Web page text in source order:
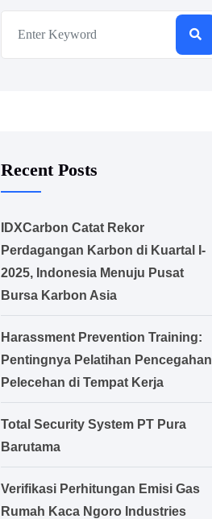
Recent Posts
IDXCarbon Catat Rekor
Perdagangan Karbon di Kuartal I-
2025, Indonesia Menuju Pusat
Bursa Karbon Asia
Harassment Prevention Training:
Pentingnya Pelatihan Pencegahan
Pelecehan di Tempat Kerja
Total Security System PT Pura
Barutama
Verifikasi Perhitungan Emisi Gas
Rumah Kaca Ngoro Industries